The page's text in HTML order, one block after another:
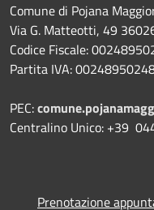
Comune di Pojana
Via G. Matteotti, 49
Codice Fiscale:
Partita IVA:
PEC:
Centralino Unico: +39
Prenotazione